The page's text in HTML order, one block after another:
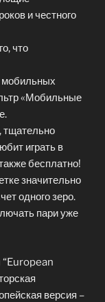
и честного
что
мобильных
«Мобильные
тщательно
играть в
бесплатно!
значительно
одного зеро.
пари уже
“European
версия –